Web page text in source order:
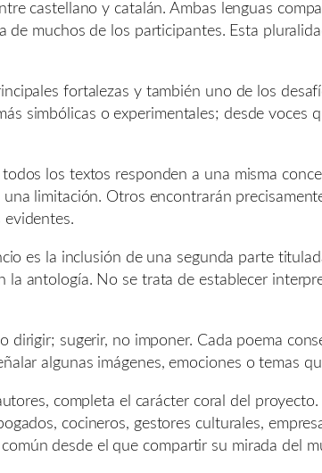
castellano y catalán. Ambas lenguas
muchos de los participantes. Esta
fortalezas y también uno de los
simbólicas o experimentales; desde
los textos responden a una misma
limitación. Otros encontrarán
evidentes.
es la inclusión de una segunda parte
la antología. No se trata de establecer
dirigir; sugerir, no imponer. Cada poema
algunas imágenes, emociones o temas
completa el carácter coral del
cocineros, gestores culturales,
desde el que compartir su mirada del